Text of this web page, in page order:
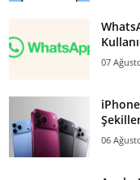
07
06